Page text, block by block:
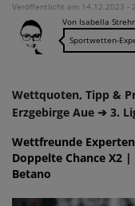
Veröffentlicht am 14.12.2023 -
Von Isabella
Sportwetten-
Wettquoten, Tipp &
Erzgebirge Aue ➔ 3.
Wettfreunde
Doppelte Chance X2
Betano